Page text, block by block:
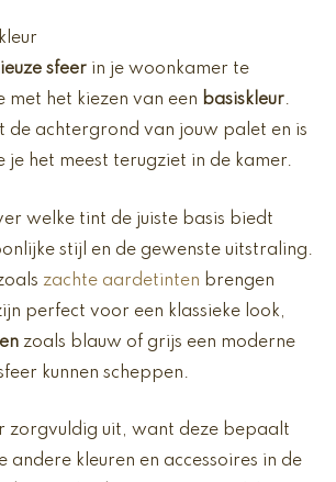
sfeer in je woonkamer te
met het kiezen van een basiskleur.
de achtergrond van jouw palet en is
je het meest terugziet in de kamer.
welke tint de juiste basis biedt
stijl en de gewenste uitstraling.
zachte aardetinten brengen
perfect voor een klassieke look,
zoals blauw of grijs een moderne
kunnen scheppen.
zorgvuldig uit, want deze bepaalt
andere kleuren en accessoires in de